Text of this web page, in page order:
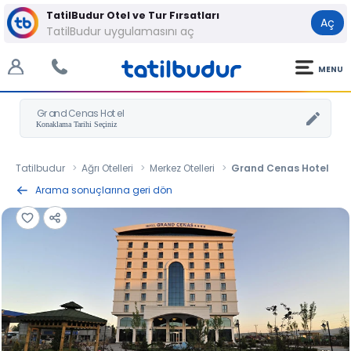
TatilBudur Otel ve Tur Fırsatları
TatilBudur uygulamasını aç
Aç
MENU
Grand Cenas Hotel
Tatilbudur Ağrı Otelleri Merkez Otelleri
Grand Cenas Hotel
Arama sonuçlarına geri dön